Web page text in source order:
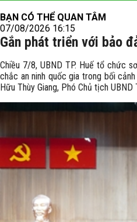
BẠN CÓ THỂ QUAN TÂM
07/08/2026 16:15
Gắn phát triển với bảo
Chiều 7/8, UBND TP. Huế tổ chức
chắc an ninh quốc gia trong bối
Hữu Thùy Giang, Phó Chủ tịch